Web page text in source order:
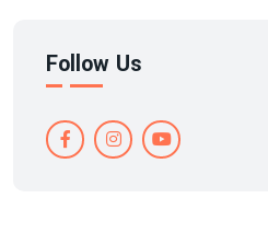
Follow Us